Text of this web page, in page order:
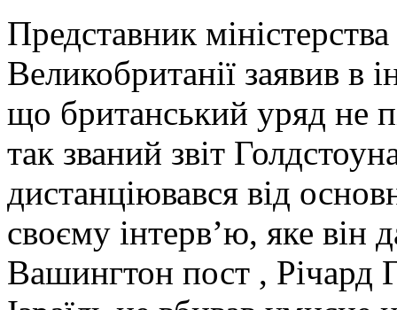
Представник
Великобританії заявив в
що британський уряд не
так званий звіт
дистанціювався від
своєму інтерв’ю, яке він
Вашингтон пост , Річард